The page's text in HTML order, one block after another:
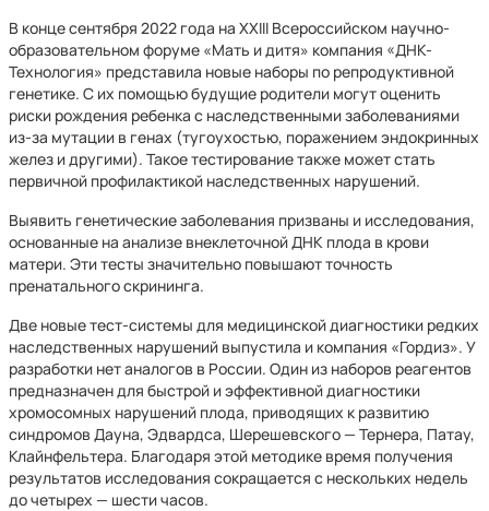
В конце сентября 2022 года на XXIII Всероссийском научно-
образовательном форуме «Мать и дитя» компания «ДНК-
Технология» представила новые наборы по репродуктивной
генетике. С их помощью будущие родители могут оценить
риски рождения ребенка с наследственными заболеваниями
из-за мутации в генах (тугоухостью, поражением эндокринных
желез и другими). Такое тестирование также может стать
первичной профилактикой наследственных нарушений.
Выявить генетические заболевания призваны и исследования,
основанные на анализе внеклеточной ДНК плода в крови
матери. Эти тесты значительно повышают точность
пренатального скрининга.
Две новые тест-системы для медицинской диагностики редких
наследственных нарушений выпустила и компания «Гордиз». У
разработки нет аналогов в России. Один из наборов реагентов
предназначен для быстрой и эффективной диагностики
хромосомных нарушений плода, приводящих к развитию
синдромов Дауна, Эдвардса, Шерешевского — Тернера, Патау,
Клайнфельтера. Благодаря этой методике время получения
результатов исследования сокращается с нескольких недель
до четырех — шести часов.